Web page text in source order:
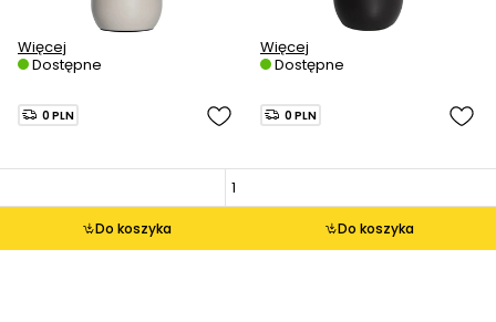
Więcej
Dostępne
Więcej
Dostępne
Do koszyka
0 PLN
Do koszyka
0 PLN